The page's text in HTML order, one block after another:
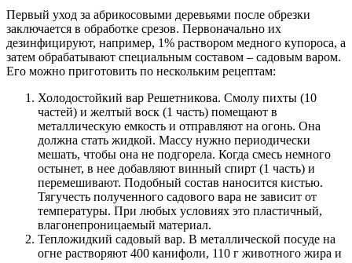
Первый уход за абрикосовыми деревьями после обрезки
заключается в обработке срезов. Первоначально их
дезинфицируют, например, 1% раствором медного купороса, а
затем обрабатывают специальным составом – садовым варом.
Его можно приготовить по нескольким рецептам:
Холодостойкий вар Решетникова. Смолу пихты (10
частей) и желтый воск (1 часть) помещают в
металлическую емкость и отправляют на огонь. Она
должна стать жидкой. Массу нужно периодически
мешать, чтобы она не подгорела. Когда смесь немного
остынет, в нее добавляют винный спирт (1 часть) и
перемешивают. Подобный состав наносится кистью.
Тягучесть полученного садового вара не зависит от
температуры. При любых условиях это пластичный,
влагонепроницаемый материал.
Тепложидкий садовый вар. В металлической посуде на
огне растворяют 400 канифоли, 110 г животного жира и